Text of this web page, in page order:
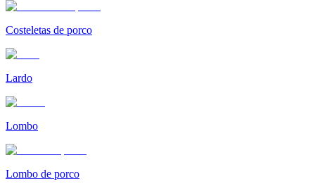
Costeletas de porco
Lardo
Lombo
Lombo de porco